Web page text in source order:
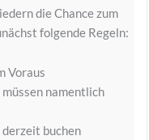
die Chance zum
folgende Regeln:
Voraus
namentlich
buchen